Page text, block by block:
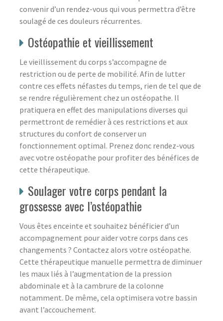
convenir d’un rendez-vous qui vous permettra d’être
soulagé de ces douleurs récurrentes.
Ostéopathie et vieillissement
Le vieillissement du corps s’accompagne de
restriction ou de perte de mobilité. Afin de lutter
contre ces effets néfastes du temps, rien de tel que de
se rendre régulièrement chez un ostéopathe. Il
pratiquera en effet des manipulations diverses qui
permettront de remédier à ces restrictions et aux
structures du confort de conserver un
fonctionnement optimal. Prenez donc rendez-vous
avec votre ostéopathe pour profiter des bénéfices de
cette thérapeutique.
Soulager votre corps pendant la
grossesse avec l’ostéopathie
Vous êtes enceinte et souhaitez bénéficier d’un
accompagnement pour aider votre corps dans ces
changements ? Contactez alors votre ostéopathe.
Cette thérapeutique manuelle permettra de diminuer
les maux liés à l’augmentation de la pression
abdominale et à la cambrure de la colonne
notamment. De même, cela optimisera votre bassin
avant l’accouchement.